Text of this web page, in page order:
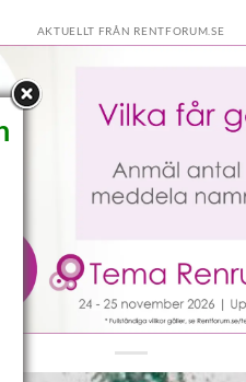
AKTUELLT FRÅN RENTFORUM.SE